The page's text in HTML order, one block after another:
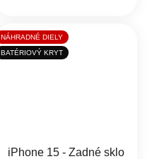
NÁHRADNÉ DIELY
BATÉRIOVÝ KRYT
iPhone 15 - Zadné sklo